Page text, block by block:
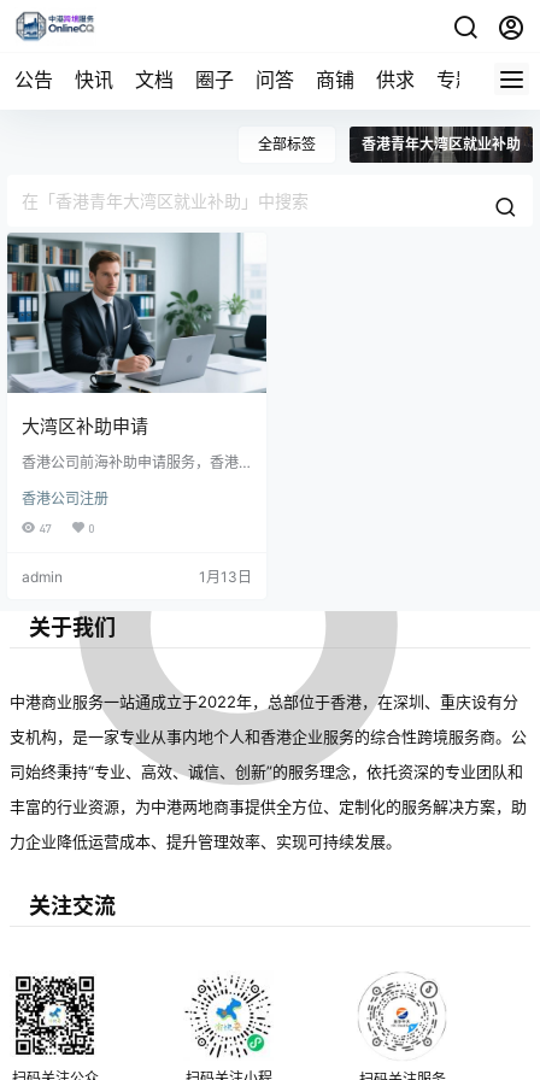
公告 快讯 文档 圈子 问答 商铺 供求 专题 导航
全部标签 香港青年大湾区就业补助
大湾区补助申请
香港公司前海补助申请服务，香港
业补助
香港公司注册
47 0
admin 1月13日
关于我们
中港商业服务一站通成立于2022年，总部位于香港，在深圳、重庆设有分
支机构，是一家专业从事内地个人和香港企业服务的综合性跨境服务商。公
司始终秉持“专业、高效、诚信、创新”的服务理念，依托资深的专业团队和
丰富的行业资源，为中港两地商事提供全方位、定制化的服务解决方案，助
力企业降低运营成本、提升管理效率、实现可持续发展。
关注交流